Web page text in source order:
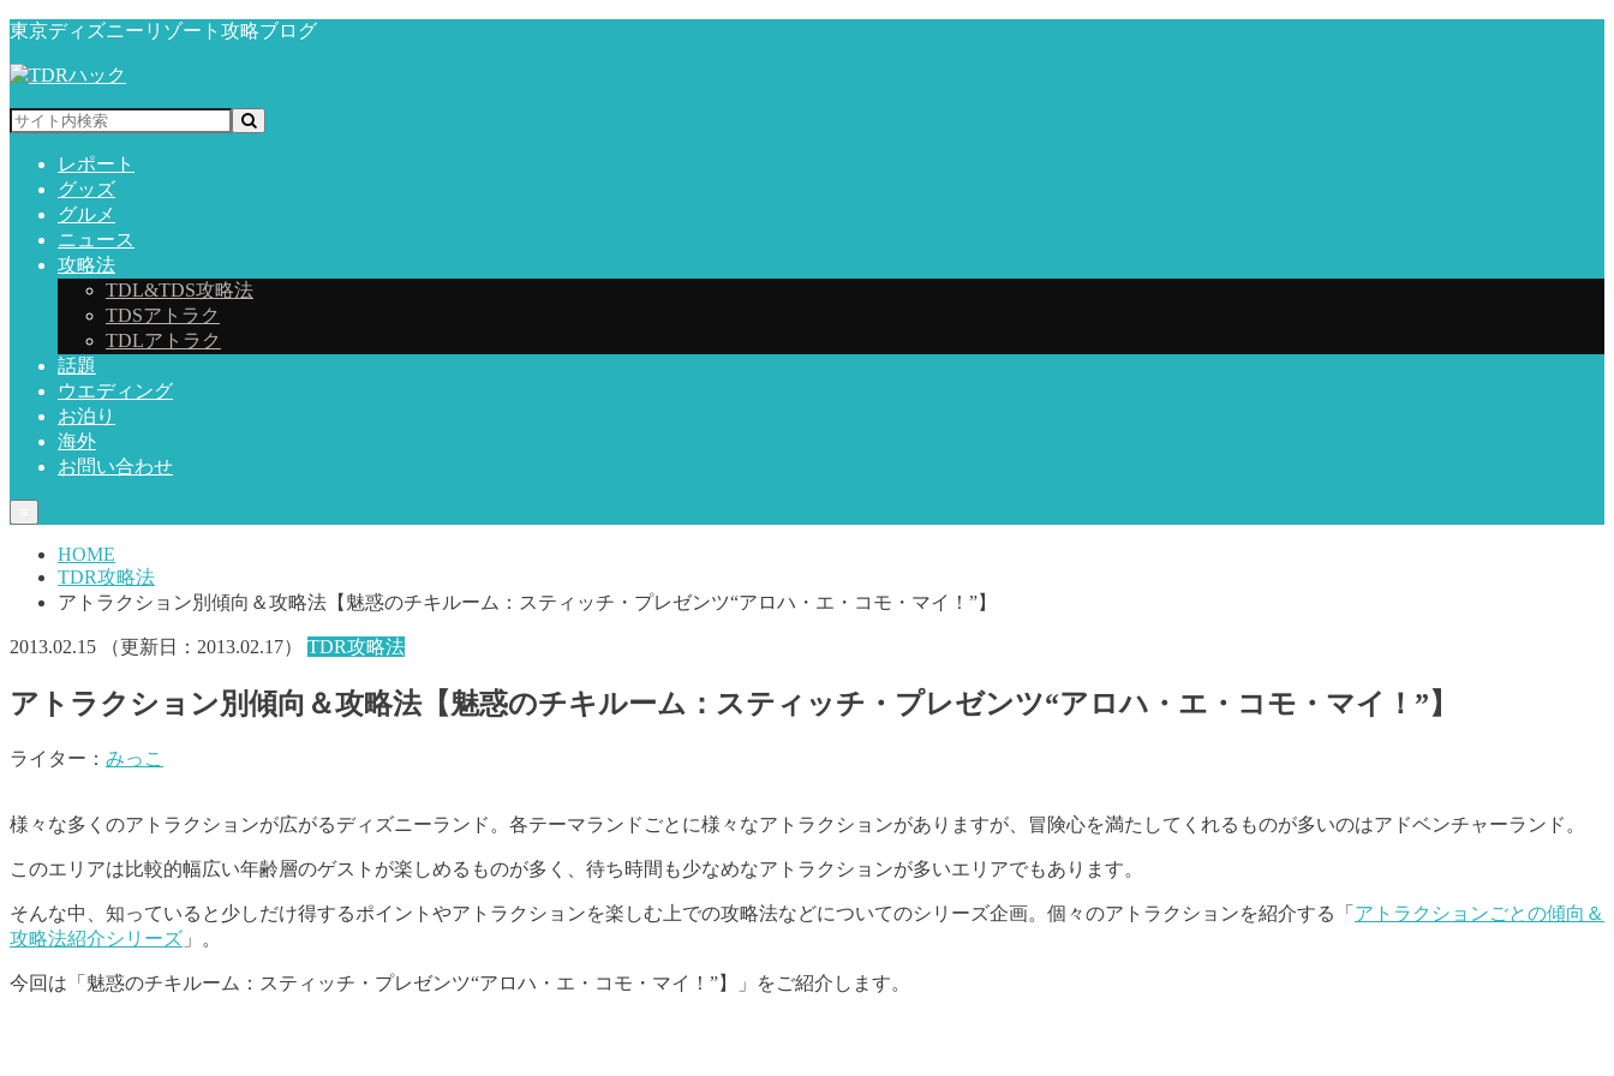
東京ディズニーリゾート攻略ブログ
レポート
グッズ
グルメ
ニュース
攻略法
TDL&TDS攻略法
TDSアトラク
TDLアトラク
話題
ウエディング
お泊り
海外
お問い合わせ
HOME
TDR攻略法
アトラクション別傾向＆攻略法【魅惑のチキルーム：スティッチ・プレゼンツ“アロハ・エ・コモ・マイ！”】
2013.02.15 （更新日： 2013.02.17） TDR攻略法
アトラクション別傾向＆攻略法【魅惑のチキルーム：スティッチ・プレゼンツ“アロハ・エ・コモ・マイ！”】
ライター： みっこ
様々な多くのアトラクションが広がるディズニーランド。各テーマランドごとに様々なアトラクションがありますが、冒険心を満たしてくれるものが多いのはアドベンチャーランド。
このエリアは比較的幅広い年齢層のゲストが楽しめるものが多く、待ち時間も少なめなアトラクションが多いエリアでもあります。
そんな中、知っていると少しだけ得するポイントやアトラクションを楽しむ上での攻略法などについてのシリーズ企画。個々のアトラクションを紹介する「 アトラクションごとの傾向＆
攻略法紹介シリーズ 」。
今回は「魅惑のチキルーム：スティッチ・プレゼンツ“アロハ・エ・コモ・マイ！”】」をご紹介します。